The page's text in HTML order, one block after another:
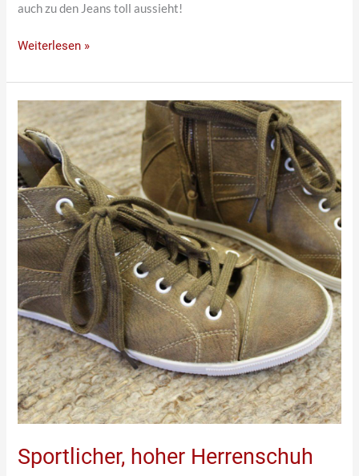
auch zu den Jeans toll aussieht!
Weiterlesen »
Sportlicher, hoher Herrenschuh
Sportlicher,
hoher
Herrenschuh